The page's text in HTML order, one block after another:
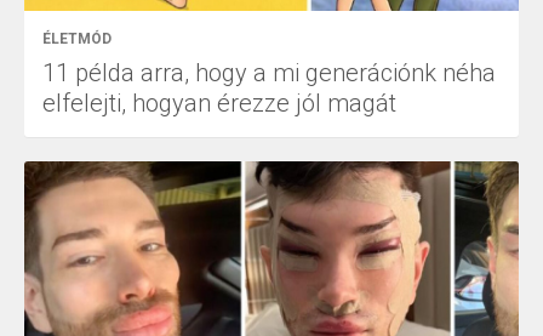
ÉLETMÓD
11 példa arra, hogy a mi generációnk néha
elfelejti, hogyan érezze jól magát